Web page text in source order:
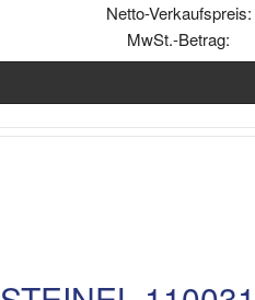
Netto-Verkaufspreis:
MwSt.-Betrag: